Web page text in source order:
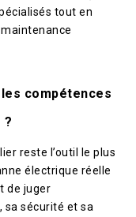
tout en
compétences
?
reste l’outil le plus
électrique réelle
de juger
sécurité et sa